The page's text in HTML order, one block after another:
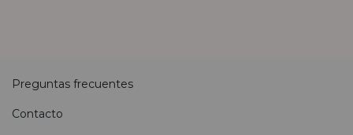
Preguntas frecuentes
Contacto